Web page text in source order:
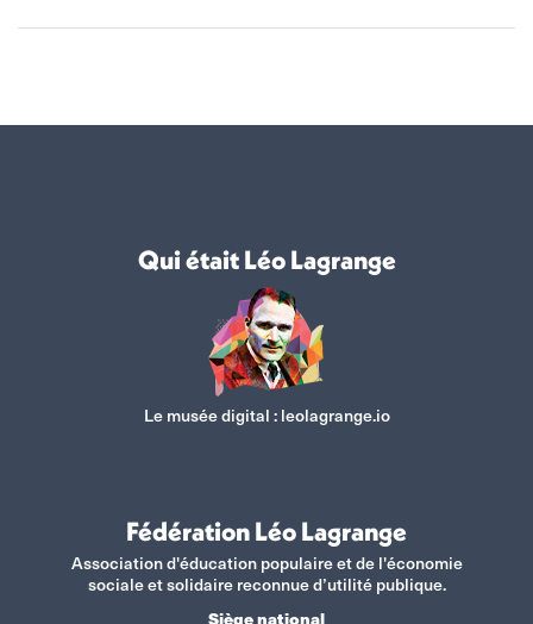
Qui était Léo Lagrange
Le musée digital :leolagrange.io
Fédération Léo Lagrange
Association d'éducation populaire et de l'économie
sociale et solidaire reconnue d’utilité publique.
Siège national